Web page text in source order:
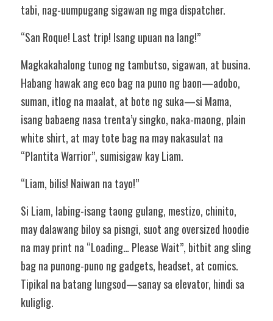
tabi, nag-uumpugang sigawan ng mga dispatcher.
“San Roque! Last trip! Isang upuan na lang!”
Magkakahalong tunog ng tambutso, sigawan, at busina.
Habang hawak ang eco bag na puno ng baon—adobo,
suman, itlog na maalat, at bote ng suka—si Mama,
isang babaeng nasa trenta’y singko, naka-maong, plain
white shirt, at may tote bag na may nakasulat na
“Plantita Warrior”, sumisigaw kay Liam.
“Liam, bilis! Naiwan na tayo!”
Si Liam, labing-isang taong gulang, mestizo, chinito,
may dalawang biloy sa pisngi, suot ang oversized hoodie
na may print na “Loading… Please Wait”, bitbit ang sling
bag na punong-puno ng gadgets, headset, at comics.
Tipikal na batang lungsod—sanay sa elevator, hindi sa
kuliglig.